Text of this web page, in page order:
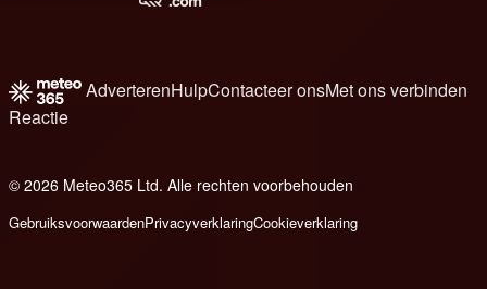
AdverterenHulpContacteer onsMet ons verbinden
Reactie
© 2026 Meteo365 Ltd. Alle rechten voorbehouden
GebruiksvoorwaardenPrivacyverklaringCookieverklaring